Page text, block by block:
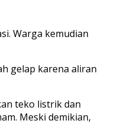
Warga kemudian
gelap karena aliran
teko listrik dan
Meski demikian,